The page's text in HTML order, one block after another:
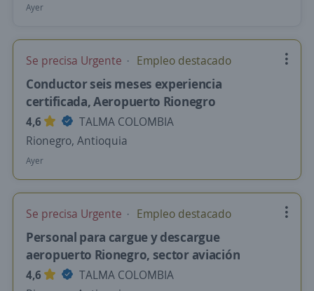
Ayer
Se precisa Urgente Empleo destacado
Conductor seis meses experiencia
certificada, Aeropuerto Rionegro
4,6
TALMA COLOMBIA
Rionegro, Antioquia
Ayer
Se precisa Urgente Empleo destacado
Personal para cargue y descargue
aeropuerto Rionegro, sector aviación
4,6
TALMA COLOMBIA